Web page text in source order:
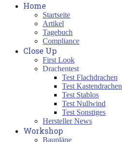
Home
Startseite
Artikel
Tagebuch
Compliance
Close Up
First Look
Drachentest
Test Flachdrachen
Test Kastendrachen
Test Stablos
Test Nullwind
Test Sonstiges
Hersteller News
Workshop
Baupläne